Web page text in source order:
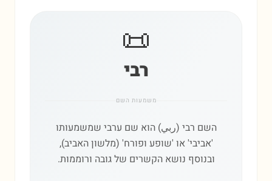
📜
רבי
משמעות השם
השם רבי (ربي) הוא שם ערבי שמשמעותו
'אביבי' או 'שופע ופורח' (מלשון האביב),
ובנוסף נושא הקשרים של גובה ורוממות.